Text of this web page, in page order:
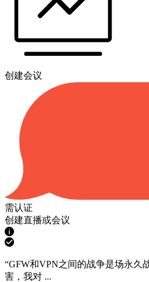
创建会议
需认证
创建直播或会议
“GFW和VPN之间的战争是场永久
害，我对 ...